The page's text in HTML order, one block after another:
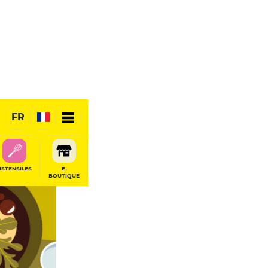
FR
E-
BOUTIQUE